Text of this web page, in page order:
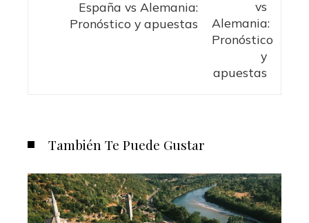
España vs Alemania:
Pronóstico y apuestas
También Te Puede Gustar